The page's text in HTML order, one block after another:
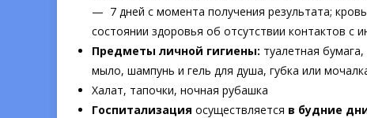
— 7 дней с момента получения результата;
состоянии здоровья об отсутствии контактов с
Предметы личной гигиены: туалетная
мыло, шампунь и гель для душа, губка или
Халат, тапочки, ночная рубашка
Госпитализация осуществляется в будние